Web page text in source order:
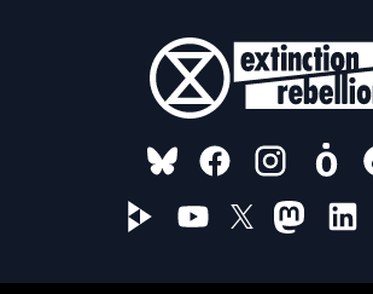
FOLLOW US ON